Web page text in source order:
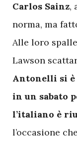
Carlos Sainz,
norma, ma
Alle loro
Lawson
Antonelli si è
in un sabato
l’italiano è
l’occasione